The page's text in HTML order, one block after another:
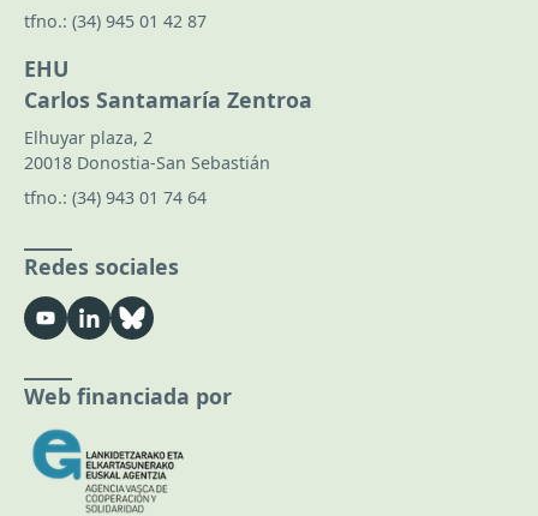
tfno.: (34) 945 01 42 87
EHU
Carlos Santamaría Zentroa
Elhuyar plaza, 2
20018 Donostia-San Sebastián
tfno.: (34) 943 01 74 64
Redes sociales
Web financiada por